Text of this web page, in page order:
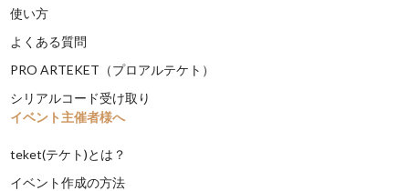
使い方
よくある質問
PRO ARTEKET（プロアルテケト）
シリアルコード受け取り
イベント主催者様へ
teket(テケト)とは？
イベント作成の方法